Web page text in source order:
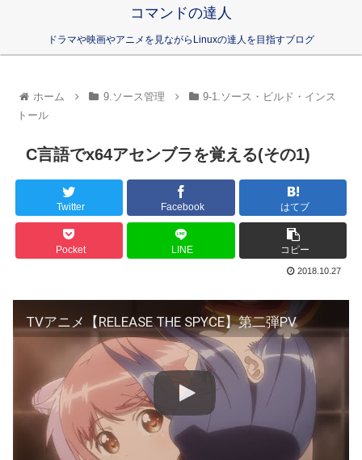
コマンドの達人
ドラマや映画やアニメを見ながらLinuxの達人を目指すブログ
ホーム 9.ソース管理
9-1.ソース・ビルド・インス
トール
C言語でx64アセンブラを覚える(その1)
Twitter Facebook はてブ
Pocket LINE コピー
2018.10.27
TVアニメ【RELEASE THE SPYCE】第二弾PV